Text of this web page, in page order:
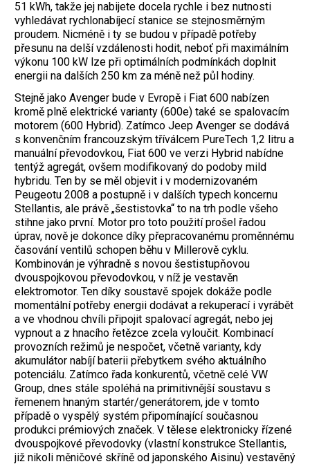
51 kWh, takže jej nabijete docela rychle i bez nutnosti
vyhledávat rychlonabíjecí stanice se stejnosměrným
proudem. Nicméně i ty se budou v případě potřeby
přesunu na delší vzdálenosti hodit, neboť při maximálním
výkonu 100 kW lze při optimálních podmínkách doplnit
energii na dalších 250 km za méně než půl hodiny.
Stejně jako Avenger bude v Evropě i Fiat 600 nabízen
kromě plně elektrické varianty (600e) také se spalovacím
motorem (600 Hybrid). Zatímco Jeep Avenger se dodává
s konvenčním francouzským tříválcem Pure­Tech 1,2 litru a
manuální převodovkou, Fiat 600 ve verzi Hybrid nabídne
tentýž agregát, ovšem modifikovaný do podoby mild
hybridu. Ten by se měl objevit i v modernizovaném
Peugeotu 2008 a postupně i v dalších typech koncernu
Stellantis, ale právě „šestistovka“ to na trh podle všeho
stihne jako první. Motor pro toto použití prošel řadou
úprav, nově je dokonce díky přepracovanému proměnnému
časování ventilů schopen běhu v Millerově cyklu.
Kombinován je výhradně s novou šestistupňovou
dvouspojkovou převodovkou, v níž je vestavěn
elektromotor. Ten díky soustavě spojek dokáže podle
momentální potřeby energii dodávat a rekuperací i vyrábět
a ve vhodnou chvíli připojit spalovací agregát, nebo jej
vypnout a z hnacího řetězce zcela vyloučit. Kombinací
provozních režimů je nespočet, včetně varianty, kdy
akumulátor nabíjí baterii přebytkem svého aktuálního
potenciálu. Zatímco řada konkurentů, včetně celé VW
Group, dnes stále spoléhá na primitivnější soustavu s
řemenem hnaným startér/generátorem, jde v tomto
případě o vyspělý systém připomínající současnou
produkci prémiových značek. V tělese elektronicky řízené
dvouspojkové převodovky (vlastní konstrukce Stellantis,
již nikoli měničové skříně od japonského Aisinu) vestavěný